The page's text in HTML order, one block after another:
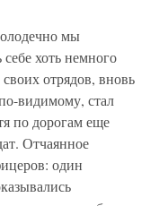
мы
хоть немного
отрядов, вновь
видимому, стал
по дорогам еще
Отчаянное
один